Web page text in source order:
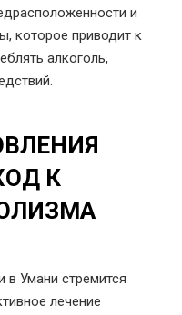
и
которое приводит к
алкоголь,
К
в Умани стремится
лечение